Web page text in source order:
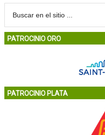
PATROCINIO ORO
PATROCINIO PLATA